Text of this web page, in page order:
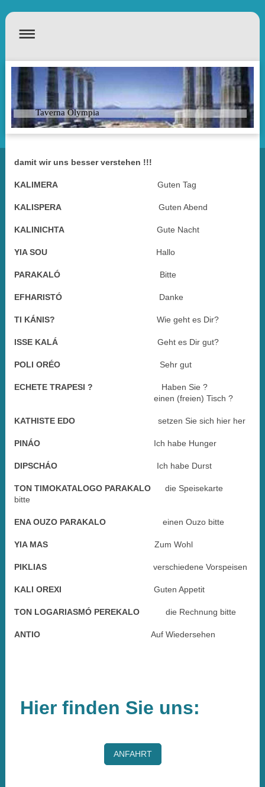
Taverna Olympia
damit wir uns besser verstehen !!!
KALIMERA Guten Tag
KALISPERA Guten Abend
KALINICHTA Gute Nacht
YIA SOU Hallo
PARAKALÓ Bitte
EFHARISTÓ Danke
TI KÁNIS? Wie geht es Dir?
ISSE KALÁ Geht es Dir gut?
POLI ORÉO Sehr gut
ECHETE TRAPESI ?
Haben Sie ?
einen (freien) Tisch ?
KATHISTE EDO setzen Sie sich hier her
PINÁOIch habe Hunger
DIPSCHÁO Ich habe Durst
TON TIMOKATALOGO PARAKALOdie Speisekarte
bitte
ENA OUZO PARAKALO einen Ouzo bitte
YIA MAS Zum Wohl
PIKLIAS verschiedene Vorspeisen
KALI OREXI Guten Appetit
TON LOGARIASMÓ PEREKALO die Rechnung bitte
ANTIO Auf Wiedersehen
Hier finden Sie uns:
ANFAHRT